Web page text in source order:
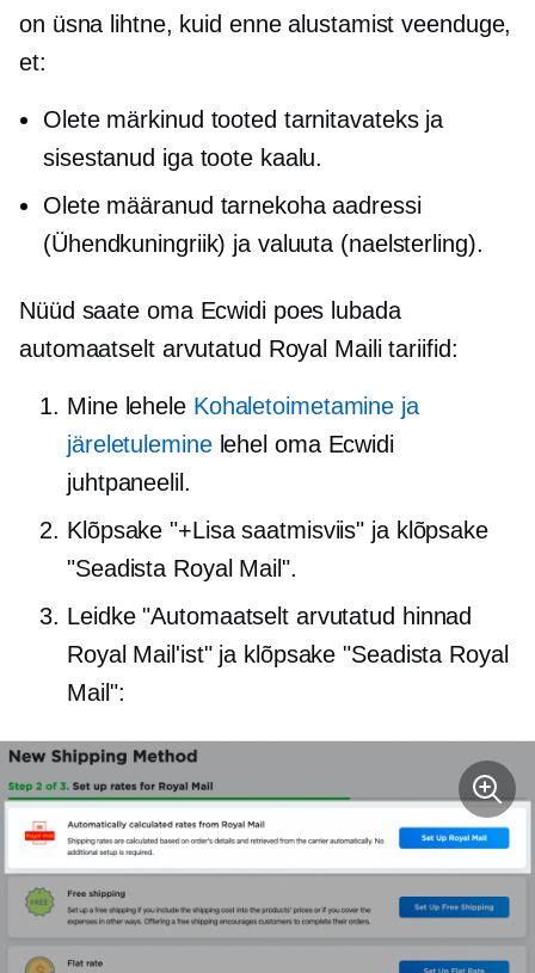
on üsna lihtne, kuid enne alustamist veenduge,
et:
Olete märkinud tooted tarnitavateks ja
sisestanud iga toote kaalu.
Olete määranud tarnekoha aadressi
(Ühendkuningriik) ja valuuta (naelsterling).
Nüüd saate oma Ecwidi poes lubada
automaatselt arvutatud Royal Maili tariifid:
Mine lehele Kohaletoimetamine ja
järeletuleminelehel oma Ecwidi
juhtpaneelil.
Klõpsake "+Lisa saatmisviis" ja klõpsake
"Seadista Royal Mail".
Leidke "Automaatselt arvutatud hinnad
Royal Mail'ist" ja klõpsake "Seadista Royal
Mail":